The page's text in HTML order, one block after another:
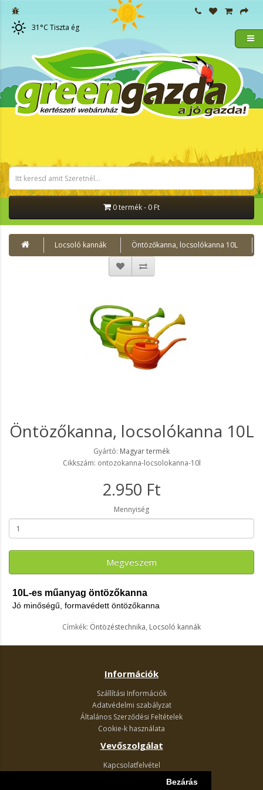
Bezárás
31 °C Tiszta ég
0 termék - 0 Ft
Locsoló kannák Öntözőkanna, locsolókanna 10L
Öntözőkanna, locsolókanna 10L
Gyártó: Magyar termék
Cikkszám: ontozokanna-locsolokanna-10l
2.950 Ft
Mennyiség
Megveszem
10L-es műanyag öntözőkanna
Jó minőségű, formavédett öntözőkanna
Címkék: Öntözéstechnika, Locsoló kannák
Információk
Szállítási Információk
Adatvédelmi szabályzat
Általános Szerződési Feltételek
Cookie-k használata
Vevőszolgálat
Kapcsolatfelvétel